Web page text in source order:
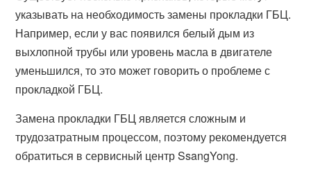
указывать на необходимость замены прокладки ГБЦ.
Например, если у вас появился белый дым из
выхлопной трубы или уровень масла в двигателе
уменьшился, то это может говорить о проблеме с
прокладкой ГБЦ.
Замена прокладки ГБЦ является сложным и
трудозатратным процессом, поэтому рекомендуется
обратиться в сервисный центр SsangYong.